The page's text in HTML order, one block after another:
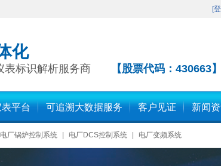
[
化
表标识解析服务商 【股票代码：430663】
平台 可追溯大数据服务 客户见证 新闻
电厂锅炉控制系统 电厂DCS控制系统 电厂变频系统